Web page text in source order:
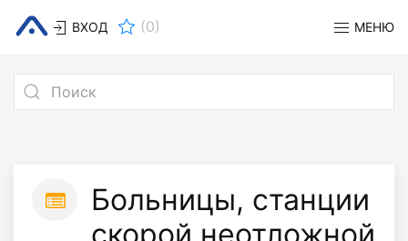
ВХОД (0) МЕНЮ
Больницы, станции